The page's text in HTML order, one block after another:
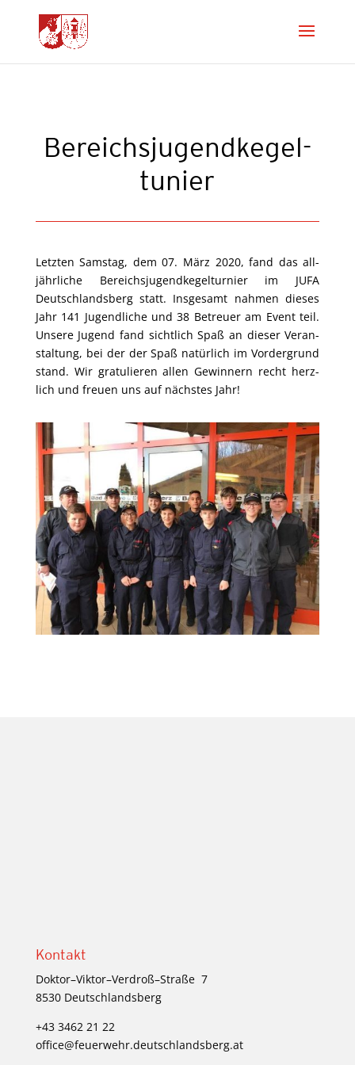
Bereichs­ju­gend­ke­gel­
tu­nier
Letz­ten Sams­tag, dem 07. März 2020, fand das all­
jähr­li­che Bereichs­ju­gend­ke­gel­tur­nier im JUFA
Deutsch­lands­berg statt. Ins­ge­samt nah­men die­ses
Jahr 141 Jugend­li­che und 38 Betreu­er am Event teil.
Unse­re Jugend fand sicht­lich Spaß an die­ser Ver­an­
stal­tung, bei der der Spaß natür­lich im Vor­der­grund
stand. Wir gra­tu­lie­ren allen Gewin­nern recht herz­
lich und freu­en uns auf nächs­tes Jahr!
Kontakt
Doktor–Viktor–Verdroß–Straße 7
8530 Deutschlandsberg
+43 3462 21 22
office@feuerwehr.deutschlandsberg.at